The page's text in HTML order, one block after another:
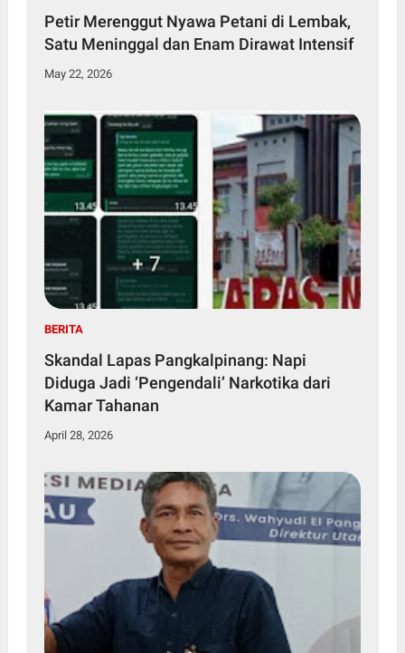
Petir Merenggut Nyawa Petani di Lembak,
Satu Meninggal dan Enam Dirawat Intensif
May 22, 2026
BERITA
Skandal Lapas Pangkalpinang: Napi
Diduga Jadi ‘Pengendali’ Narkotika dari
Kamar Tahanan
April 28, 2026